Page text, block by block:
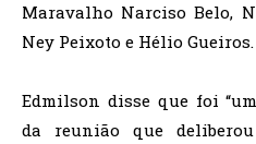
Maravalho Narciso Belo,
Ney Peixoto e Hélio Gueiros.
Edmilson disse que foi
da reunião que